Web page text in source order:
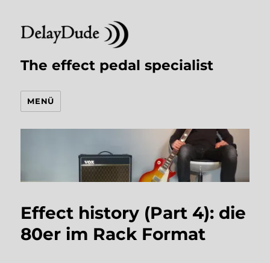
The effect pedal specialist
MENÜ
Effect history (Part 4): die
80er im Rack Format